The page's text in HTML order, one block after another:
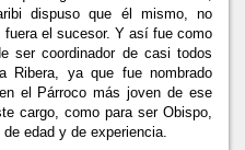
dispuso que él mismo, no
el sucesor. Y así fue como
ser coordinador de casi todos
la Ribera, ya que fue nombrado
el Párroco más joven de ese
cargo, como para ser Obispo,
edad y de experiencia.